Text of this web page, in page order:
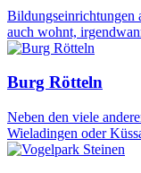
Bildungseinrichtungen
auch wohnt,
Burg Rötteln
Neben den viele
Wieladingen oder